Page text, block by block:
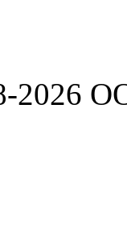
2026